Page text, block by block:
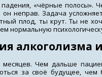
«чёрные полосы».
неправ. Задача
плод, ты крут. Ты не
нормальную
алкоголизма
Чем дальше
за своё будущее,